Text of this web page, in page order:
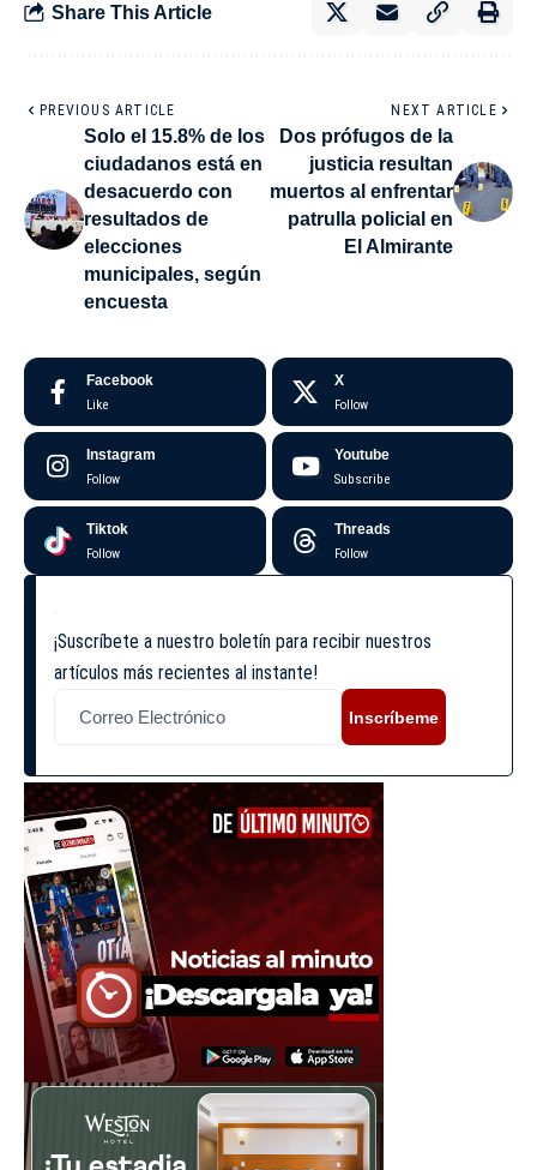
Share This Article
PREVIOUS ARTICLE
Solo el 15.8% de los
ciudadanos está en
desacuerdo con
resultados de
elecciones
municipales, según
encuesta
NEXT ARTICLE
Dos prófugos de la
justicia resultan
muertos al enfrentar
patrulla policial en
El Almirante
Facebook
Like
X
Follow
Instagram
Follow
Youtube
Subscribe
Tiktok
Follow
Threads
Follow
¡Suscríbete a nuestro boletín para recibir nuestros
artículos más recientes al instante!
Inscríbeme